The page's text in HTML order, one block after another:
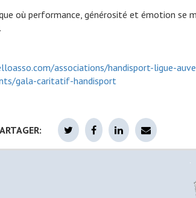
où performance, générosité et émotion se
associations/handisport-ligue-
gala-caritatif-handisport